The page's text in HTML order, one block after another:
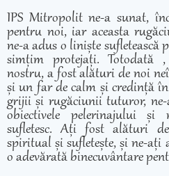
IPS Mitropolit ne-a sunat,
pentru noi, iar aceasta
ne-a adus o liniște sufletească
simțim protejați. Totodată
nostru, a fost alături de noi
și un far de calm și credință
grijii și rugăciunii tuturor,
obiectivele pelerinajului și
sufletesc. Ați fost alături
spiritual și sufletește, și ne-
o adevărată binecuvântare